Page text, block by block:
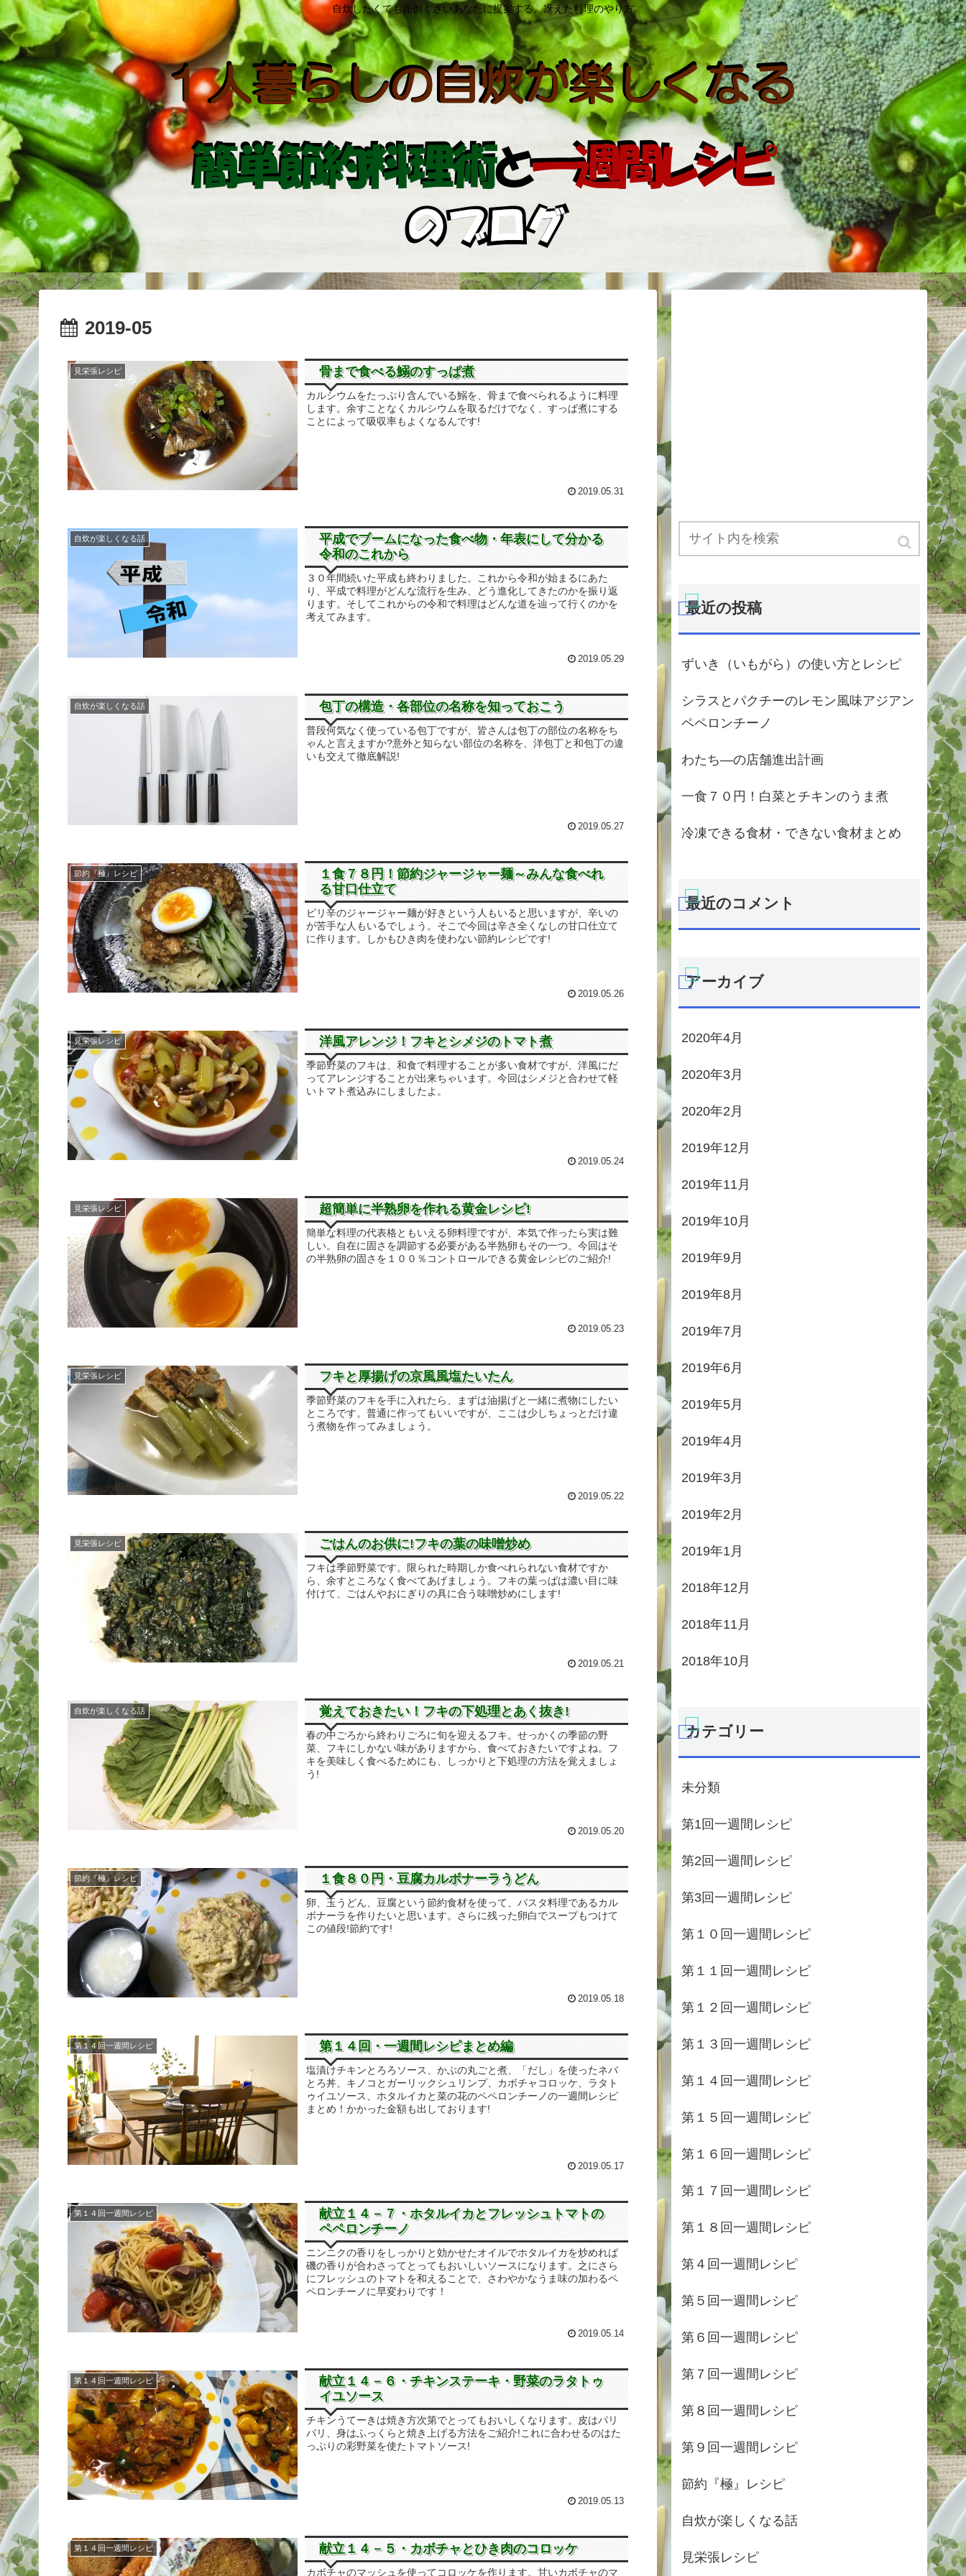
自炊したくても面倒くさいあなたに提案する、冴えた料理のやり方
2019-05
見栄張レシピ 骨まで食べる鰯のすっぱ煮
カルシウムをたっぷり含んでいる鰯を、骨まで食べられるように料理
します。余すことなくカルシウムを取るだけでなく、すっぱ煮にする
ことによって吸収率もよくなるんです!
2019.05.31
自炊が楽しくなる話
平成でブームになった食べ物・年表にして分かる
令和のこれから
３０年間続いた平成も終わりました。これから令和が始まるにあた
り、平成で料理がどんな流行を生み、どう進化してきたのかを振り返
ります。そしてこれからの令和で料理はどんな道を辿って行くのかを
考えてみます。
2019.05.29
自炊が楽しくなる話 包丁の構造・各部位の名称を知っておこう
普段何気なく使っている包丁ですが、皆さんは包丁の部位の名称をち
ゃんと言えますか?意外と知らない部位の名称を、洋包丁と和包丁の違
いも交えて徹底解説!
2019.05.27
節約『極』レシピ
１食７８円！節約ジャージャー麺～みんな食べれ
る甘口仕立て
ピリ辛のジャージャー麺が好きという人もいると思いますが、辛いの
が苦手な人もいるでしょう。そこで今回は辛さ全くなしの甘口仕立て
に作ります。しかもひき肉を使わない節約レシピです!
2019.05.26
見栄張レシピ 洋風アレンジ！フキとシメジのトマト煮
季節野菜のフキは、和食で料理することが多い食材ですが、洋風にだ
ってアレンジすることが出来ちゃいます。今回はシメジと合わせて軽
いトマト煮込みにしましたよ。
2019.05.24
見栄張レシピ 超簡単に半熟卵を作れる黄金レシピ!
簡単な料理の代表格ともいえる卵料理ですが、本気で作ったら実は難
しい。自在に固さを調節する必要がある半熟卵もその一つ。今回はそ
の半熟卵の固さを１００％コントロールできる黄金レシピのご紹介!
2019.05.23
見栄張レシピ フキと厚揚げの京風風塩たいたん
季節野菜のフキを手に入れたら、まずは油揚げと一緒に煮物にしたい
ところです。普通に作ってもいいですが、ここは少しちょっとだけ違
う煮物を作ってみましょう。
2019.05.22
見栄張レシピ ごはんのお供に!フキの葉の味噌炒め
フキは季節野菜です。限られた時期しか食べれられない食材ですか
ら、余すところなく食べてあげましょう。フキの葉っぱは濃い目に味
付けて、ごはんやおにぎりの具に合う味噌炒めにします!
2019.05.21
自炊が楽しくなる話 覚えておきたい！フキの下処理とあく抜き!
春の中ごろから終わりごろに旬を迎えるフキ。せっかくの季節の野
菜、フキにしかない味がありますから、食べておきたいですよね。フ
キを美味しく食べるためにも、しっかりと下処理の方法を覚えましょ
う!
2019.05.20
節約『極』レシピ １食８０円・豆腐カルボナーラうどん
卵、玉うどん、豆腐という節約食材を使って、パスタ料理であるカル
ボナーラを作りたいと思います。さらに残った卵白でスープもつけて
この値段!節約です!
2019.05.18
第１４回一週間レシピ 第１４回・一週間レシピまとめ編
塩漬けチキンとろろソース、かぶの丸ごと煮、「だし」を使ったネバ
とろ丼、キノコとガーリックシュリンプ、カボチャコロッケ、ラタト
ゥイユソース、ホタルイカと菜の花のペペロンチーノの一週間レシピ
まとめ！かかった金額も出しております!
2019.05.17
第１４回一週間レシピ
献立１４－７・ホタルイカとフレッシュトマトの
ペペロンチーノ
ニンニクの香りをしっかりと効かせたオイルでホタルイカを炒めれば
磯の香りが合わさってとってもおいしいソースになります。之にさら
にフレッシュのトマトを和えることで、さわやかなうま味の加わるペ
ペロンチーノに早変わりです！
2019.05.14
第１４回一週間レシピ
献立１４－６・チキンステーキ・野菜のラタトゥ
イユソース
チキンうてーきは焼き方次第でとってもおいしくなります。皮はパリ
パリ、身はふっくらと焼き上げる方法をご紹介!これに合わせるのはた
っぷりの彩野菜を使たトマトソース!
2019.05.13
第１４回一週間レシピ 献立１４－５・カボチャとひき肉のコロッケ
カボチャのマッシュを使ってコロッケを作ります。甘いカボチャのマ
最近の投稿
ずいき（いもがら）の使い方とレシピ
シラスとパクチーのレモン風味アジアン
ペペロンチーノ
わたち―の店舗進出計画
一食７０円！白菜とチキンのうま煮
冷凍できる食材・できない食材まとめ
最近のコメント
アーカイブ
2020年4月
2020年3月
2020年2月
2019年12月
2019年11月
2019年10月
2019年9月
2019年8月
2019年7月
2019年6月
2019年5月
2019年4月
2019年3月
2019年2月
2019年1月
2018年12月
2018年11月
2018年10月
カテゴリー
未分類
第1回一週間レシピ
第2回一週間レシピ
第3回一週間レシピ
第１０回一週間レシピ
第１１回一週間レシピ
第１２回一週間レシピ
第１３回一週間レシピ
第１４回一週間レシピ
第１５回一週間レシピ
第１６回一週間レシピ
第１７回一週間レシピ
第１８回一週間レシピ
第４回一週間レシピ
第５回一週間レシピ
第６回一週間レシピ
第７回一週間レシピ
第８回一週間レシピ
第９回一週間レシピ
節約『極』レシピ
自炊が楽しくなる話
見栄張レシピ